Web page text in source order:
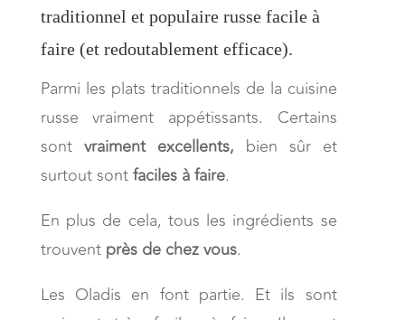
traditionnel et populaire russe facile à
faire (et redoutablement efficace).
Parmi les plats traditionnels de la cuisine
russe vraiment appétissants. Certains
sont vraiment excellents, bien sûr et
surtout sontfaciles à faire.
En plus de cela, tous les ingrédients se
trouvent près de chez vous.
Les Oladis en font partie. Et ils sont